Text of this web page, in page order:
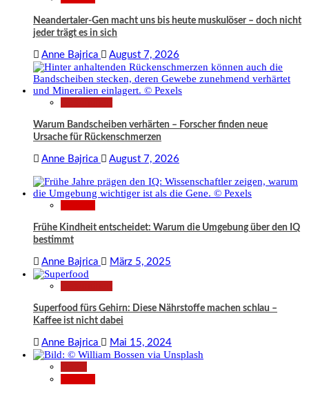
Neandertaler-Gen macht uns bis heute muskulöser – doch nicht
jeder trägt es in sich
Anne Bajrica August 7, 2026
Warum Bandscheiben verhärten – Forscher finden neue
Ursache für Rückenschmerzen
Anne Bajrica August 7, 2026
Frühe Kindheit entscheidet: Warum die Umgebung über den IQ
bestimmt
Anne Bajrica März 5, 2025
Superfood fürs Gehirn: Diese Nährstoffe machen schlau –
Kaffee ist nicht dabei
Anne Bajrica Mai 15, 2024